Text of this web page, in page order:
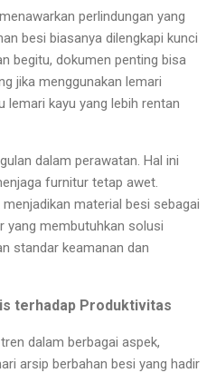
perlindungan yang
besi biasanya dilengkapi kunci
begitu, dokumen penting bisa
jika menggunakan lemari
lemari kayu yang lebih rentan
dalam perawatan. Hal ini
furnitur tetap awet.
material besi sebagai
yang membutuhkan solusi
standar keamanan dan
terhadap Produktivitas
dalam berbagai aspek,
arsip berbahan besi yang hadir